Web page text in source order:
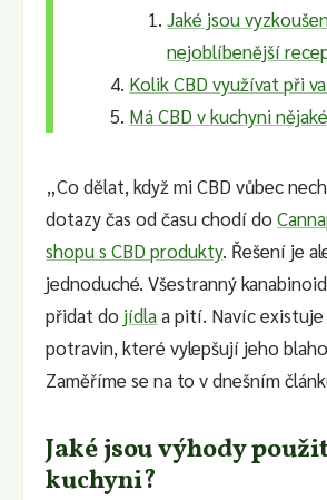
Jaké jsou
nejoblíbenější
Kolik CBD využívat při
Má CBD v kuchyni
„Co dělat, když mi CBD vůbec
dotazy čas od času chodí do
shopu s CBD produkty. Řešení je
jednoduché. Všestranný
přidat do jídlaa pití. Navíc
potravin, které vylepšují jeho
Zaměříme se na to v dnešním
Jaké jsou výhody
kuchyni?